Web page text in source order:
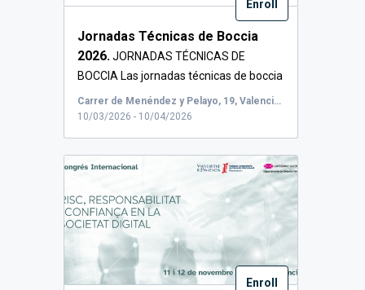
Enroll
Jornadas Técnicas de Boccia
2026. JORNADAS TÉCNICAS DE
BOCCIA Las jornadas técnicas de boccia
son...
Carrer de Menéndez y Pelayo, 19, Valencia, España
10/03/2026 - 10/04/2026
Enroll